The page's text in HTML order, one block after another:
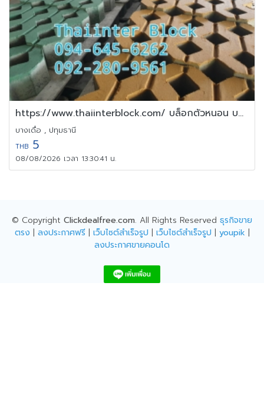
https://www.thaiinterblock.com/ บล็อกตัวหนอน บล็อกแปดเหลี่ยม
บางเดื่อ , ปทุมธานี
THB 5
08/08/2026 เวลา 13:30:41 น.
© Copyright Clickdealfree.com. All Rights Reserved ธุรกิจขาย
ตรง | ลงประกาศฟรี| เว็บไซต์สำเร็จรูป | เว็บไซต์สำเร็จรูป | youpik |
ลงประกาศขายคอนโด